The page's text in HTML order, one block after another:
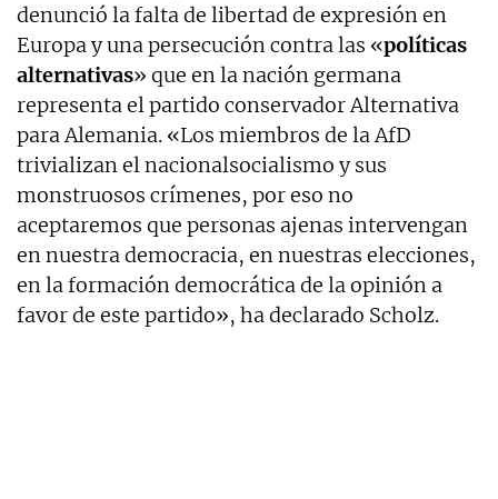
denunció la falta de libertad de expresión en
Europa y una persecución contra las «políticas
alternativas» que en la nación germana
representa el partido conservador Alternativa
para Alemania. «Los miembros de la AfD
trivializan el nacionalsocialismo y sus
monstruosos crímenes, por eso no
aceptaremos que personas ajenas intervengan
en nuestra democracia, en nuestras elecciones,
en la formación democrática de la opinión a
favor de este partido», ha declarado Scholz.